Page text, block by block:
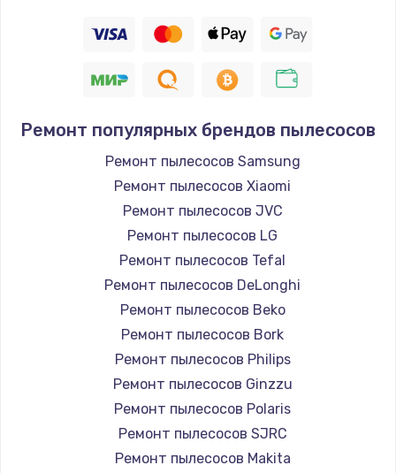
Заказать
Ремонт электродвигателя
Заказать
Ремонт блока управления
800 руб.
Заказать
Замена нагревательного элемента
1100 руб.
Заказать
Замена мотора
700 руб.
Заказать
Ремонт популярных брендов пылесосов
Ремонт пылесосов Samsung
Ремонт пылесосов Xiaomi
Ремонт пылесосов JVC
Ремонт пылесосов LG
Ремонт пылесосов Tefal
Ремонт пылесосов DeLonghi
Ремонт пылесосов Beko
Ремонт пылесосов Bork
Ремонт пылесосов Philips
Ремонт пылесосов Ginzzu
Ремонт пылесосов Polaris
Ремонт пылесосов SJRC
Ремонт пылесосов Makita